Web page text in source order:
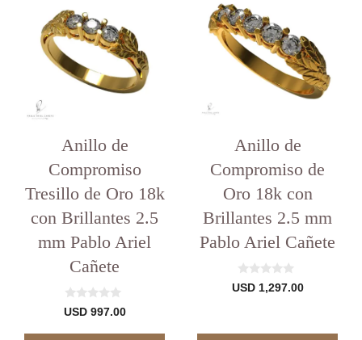
Anillo de
Compromiso
Tresillo de Oro 18k
con Brillantes 2.5
mm Pablo Ariel
Cañete
0
d
USD997.00
Anillo de
Compromiso de
Oro 18k con
Brillantes 2.5 mm
Pablo Ariel Cañete
0
d
USD1,297.00